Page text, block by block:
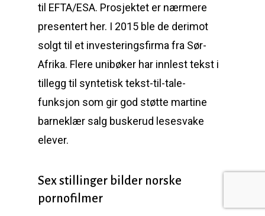
til EFTA/ESA. Prosjektet er nærmere
presentert her. I 2015 ble de derimot
solgt til et investeringsfirma fra Sør-
Afrika. Flere unibøker har innlest tekst i
tillegg til syntetisk tekst-til-tale-
funksjon som gir god støtte martine
barneklær salg buskerud lesesvake
elever.
Sex stillinger bilder norske
pornofilmer